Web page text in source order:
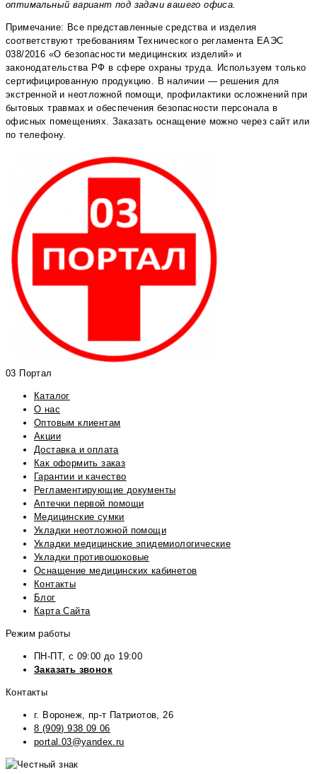
оптимальный вариант под задачи вашего офиса.
Примечание: Все представленные средства и изделия
соответствуют требованиям Технического регламента ЕАЭС
038/2016 «О безопасности медицинских изделий» и
законодательства РФ в сфере охраны труда. Используем только
сертифицированную продукцию. В наличии — решения для
экстренной и неотложной помощи, профилактики осложнений при
бытовых травмах и обеспечения безопасности персонала в
офисных помещениях. Заказать оснащение можно через сайт или
по телефону.
03 Портал
Каталог
О нас
Оптовым клиентам
Акции
Доставка и оплата
Как оформить заказ
Гарантии и качество
Регламентирующие документы
Аптечки первой помощи
Медицинские сумки
Укладки неотложной помощи
Укладки медицинские эпидемиологические
Укладки противошоковые
Оснащение медицинских кабинетов
Контакты
Блог
Карта Сайта
Режим работы
ПН-ПТ, с 09:00 до 19:00
Заказать звонок
Контакты
г. Воронеж, пр-т Патриотов, 26
8 (909) 938 09 06
portal.03@yandex.ru